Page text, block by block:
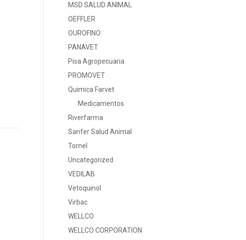
MSD SALUD ANIMAL
OEFFLER
OUROFINO
PANAVET
Pisa Agropecuaria
PROMOVET
Quimica Farvet
Medicamentos
Riverfarma
Sanfer Salud Animal
Tornel
Uncategorized
VEDILAB
Vetoquinol
Virbac
WELLCO
WELLCO CORPORATION